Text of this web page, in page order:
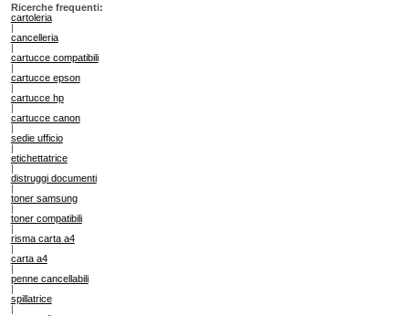
Ricerche frequenti:
cartoleria
|
cancelleria
|
cartucce compatibili
|
cartucce epson
|
cartucce hp
|
cartucce canon
|
sedie ufficio
|
etichettatrice
|
distruggi documenti
|
toner samsung
|
toner compatibili
|
risma carta a4
|
carta a4
|
penne cancellabili
|
spillatrice
|